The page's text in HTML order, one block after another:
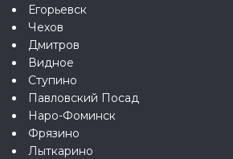
Егорьевск
Чехов
Дмитров
Видное
Ступино
Павловский Посад
Наро-Фоминск
Фрязино
Лыткарино